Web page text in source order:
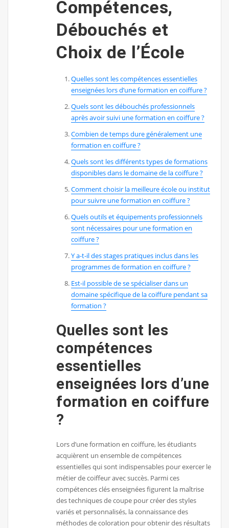
Compétences,
Débouchés et
Choix de l’École
Quelles sont les compétences essentielles
enseignées lors d’une formation en coiffure ?
Quels sont les débouchés professionnels
après avoir suivi une formation en coiffure ?
Combien de temps dure généralement une
formation en coiffure ?
Quels sont les différents types de formations
disponibles dans le domaine de la coiffure ?
Comment choisir la meilleure école ou institut
pour suivre une formation en coiffure ?
Quels outils et équipements professionnels
sont nécessaires pour une formation en
coiffure ?
Y a-t-il des stages pratiques inclus dans les
programmes de formation en coiffure ?
Est-il possible de se spécialiser dans un
domaine spécifique de la coiffure pendant sa
formation ?
Quelles sont les
compétences
essentielles
enseignées lors d’une
formation en coiffure
?
Lors d’une formation en coiffure, les étudiants
acquièrent un ensemble de compétences
essentielles qui sont indispensables pour exercer le
métier de coiffeur avec succès. Parmi ces
compétences clés enseignées figurent la maîtrise
des techniques de coupe pour créer des styles
variés et personnalisés, la connaissance des
méthodes de coloration pour obtenir des résultats